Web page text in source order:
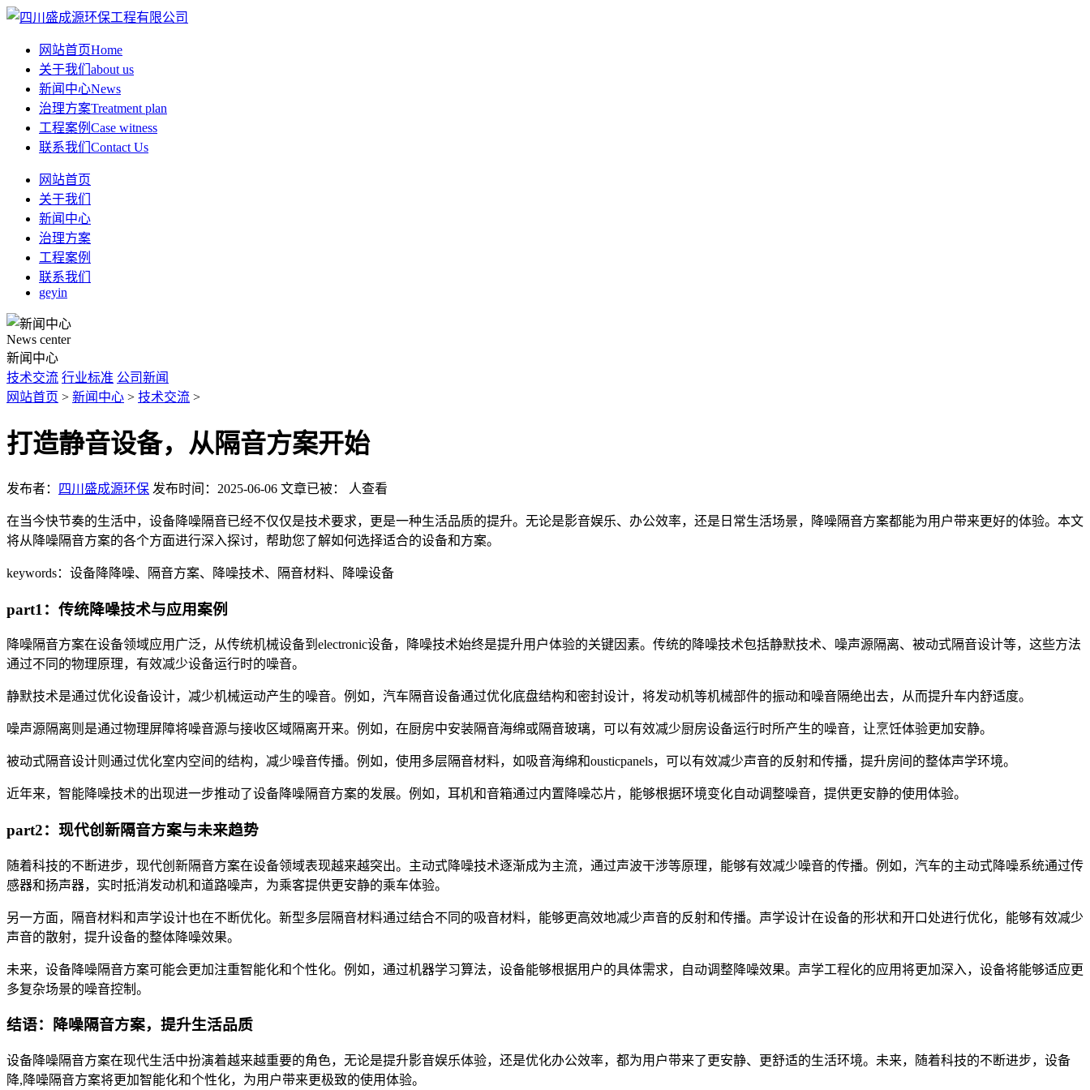
网站首页Home
关于我们 about us
新闻中心News
治理方案Treatment plan
工程案例 Case witness
联系我们 Contact Us
网站首页
关于我们
新闻中心
治理方案
工程案例
联系我们
geyin
News center
新闻中心
技术交流 行业标准 公司新闻
网站首页 > 新闻中心 > 技术交流 >
打造静音设备，从隔音方案开始
发布者： 四川盛成源环保 发布时间：2025-06-06 文章已被： 人查看
在当今快节奏的生活中，设备降噪隔音已经不仅仅是技术要求，更是一种生活品质的提升。无论是影音娱乐、办公效率，还是日常生活场景，降噪隔音方案都能为用户带来更好的体验。本文
将从降噪隔音方案的各个方面进行深入探讨，帮助您了解如何选择适合的设备和方案。
keywords：设备降降噪、隔音方案、降噪技术、隔音材料、降噪设备
part1：传统降噪技术与应用案例
降噪隔音方案在设备领域应用广泛，从传统机械设备到electronic设备，降噪技术始终是提升用户体验的关键因素。传统的降噪技术包括静默技术、噪声源隔离、被动式隔音设计等，这些方法
通过不同的物理原理，有效减少设备运行时的噪音。
静默技术是通过优化设备设计，减少机械运动产生的噪音。例如，汽车隔音设备通过优化底盘结构和密封设计，将发动机等机械部件的振动和噪音隔绝出去，从而提升车内舒适度。
噪声源隔离则是通过物理屏障将噪音源与接收区域隔离开来。例如，在厨房中安装隔音海绵或隔音玻璃，可以有效减少厨房设备运行时所产生的噪音，让烹饪体验更加安静。
被动式隔音设计则通过优化室内空间的结构，减少噪音传播。例如，使用多层隔音材料，如吸音海绵和ousticpanels，可以有效减少声音的反射和传播，提升房间的整体声学环境。
近年来，智能降噪技术的出现进一步推动了设备降噪隔音方案的发展。例如，耳机和音箱通过内置降噪芯片，能够根据环境变化自动调整噪音，提供更安静的使用体验。
part2：现代创新隔音方案与未来趋势
随着科技的不断进步，现代创新隔音方案在设备领域表现越来越突出。主动式降噪技术逐渐成为主流，通过声波干涉等原理，能够有效减少噪音的传播。例如，汽车的主动式降噪系统通过传
感器和扬声器，实时抵消发动机和道路噪声，为乘客提供更安静的乘车体验。
另一方面，隔音材料和声学设计也在不断优化。新型多层隔音材料通过结合不同的吸音材料，能够更高效地减少声音的反射和传播。声学设计在设备的形状和开口处进行优化，能够有效减少
声音的散射，提升设备的整体降噪效果。
未来，设备降噪隔音方案可能会更加注重智能化和个性化。例如，通过机器学习算法，设备能够根据用户的具体需求，自动调整降噪效果。声学工程化的应用将更加深入，设备将能够适应更
多复杂场景的噪音控制。
结语：降噪隔音方案，提升生活品质
设备降噪隔音方案在现代生活中扮演着越来越重要的角色，无论是提升影音娱乐体验，还是优化办公效率，都为用户带来了更安静、更舒适的生活环境。未来，随着科技的不断进步，设备
降,降噪隔音方案将更加智能化和个性化，为用户带来更极致的使用体验。